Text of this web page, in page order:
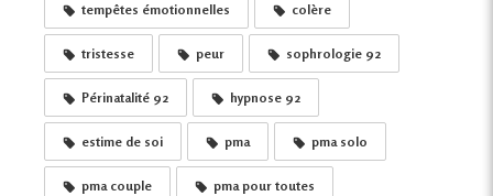
tempêtes émotionnelles colère
tristesse peur sophrologie 92
Périnatalité 92 hypnose 92
estime de soi pma pma solo
pma couple pma pour toutes